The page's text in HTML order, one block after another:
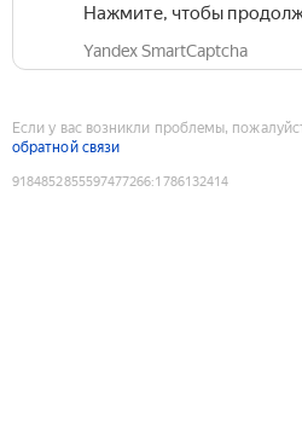
Нажмите, чтобы
Yandex SmartCaptcha
Если у вас возникли проблемы,
обратной связи
9184852855597477266:1786132414